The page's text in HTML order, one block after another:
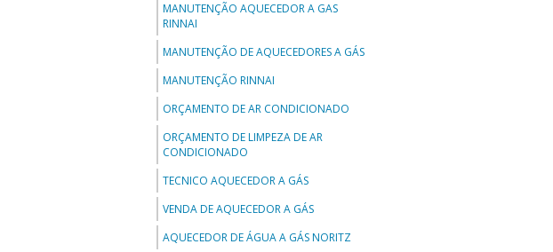
MANUTENÇÃO AQUECEDOR A GAS
RINNAI
MANUTENÇÃO DE AQUECEDORES A GÁS
MANUTENÇÃO RINNAI
ORÇAMENTO DE AR CONDICIONADO
ORÇAMENTO DE LIMPEZA DE AR
CONDICIONADO
TECNICO AQUECEDOR A GÁS
VENDA DE AQUECEDOR A GÁS
AQUECEDOR DE ÁGUA A GÁS NORITZ